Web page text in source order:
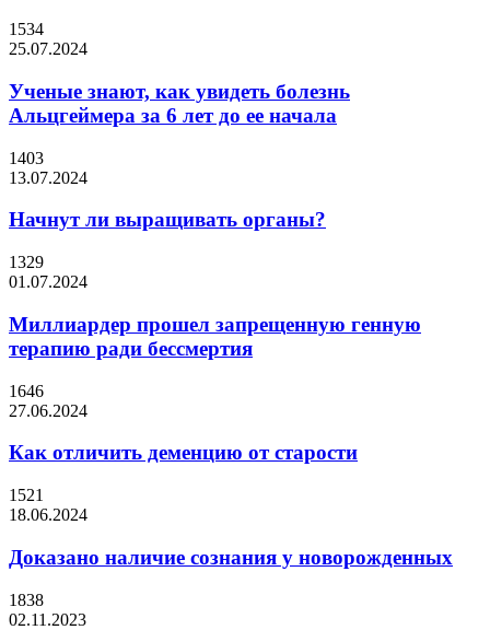
1534
25.07.2024
Ученые знают, как увидеть болезнь
Альцгеймера за 6 лет до ее начала
1403
13.07.2024
Начнут ли выращивать органы?
1329
01.07.2024
Миллиардер прошел запрещенную генную
терапию ради бессмертия
1646
27.06.2024
Как отличить деменцию от старости
1521
18.06.2024
Доказано наличие сознания у новорожденных
1838
02.11.2023